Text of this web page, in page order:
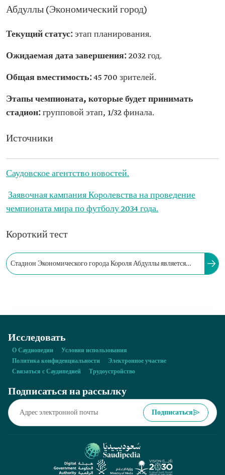
Абдуллы (Экономический город)
Текущий статус:этап планирования.
Ожидаемая дата завершения:2032 год.
Общая вместимость:45 700 зрителей.
Этапы чемпионата, которые будет принимать
стадион:групповой этап, 1/32 финала.
Источники
Саудовское агентство новостей.
Заявочная кампания Королевства на проведение
чемпионата мира по футболу 2034 года.
Короткий тест
Стадион Экономического города Короля Абдуллы является
Исследовать
О Саудиопедии
Условия использования
Политика конфиденциальности
Электронное участие
Связаться с Саудипедией
Трудоустройство
Подписаться на рассылку
Подписаться